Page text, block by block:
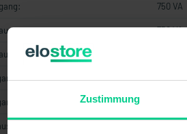
Zustimmung
750 VA
750 VA
0,12 VA